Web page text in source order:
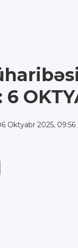
Oktyabr 2025, 09:56